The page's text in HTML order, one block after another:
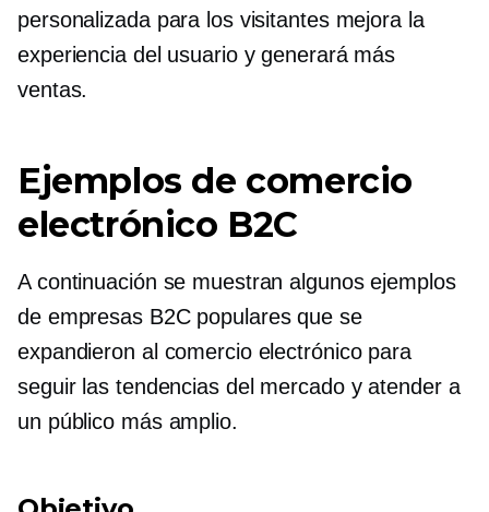
personalizada para los visitantes mejora la
experiencia del usuario y generará más
ventas.
Ejemplos de comercio
electrónico B2C
A continuación se muestran algunos ejemplos
de empresas B2C populares que se
expandieron al comercio electrónico para
seguir las tendencias del mercado y atender a
un público más amplio.